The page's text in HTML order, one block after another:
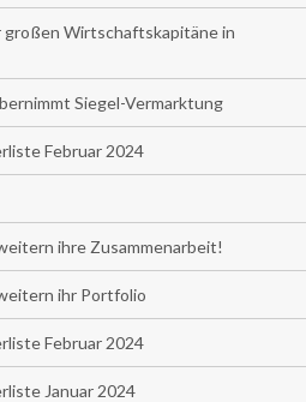
großen Wirtschaftskapitäne in
Siegel-Vermarktung
Februar 2024
ihre Zusammenarbeit!
ihr Portfolio
Februar 2024
Januar 2024